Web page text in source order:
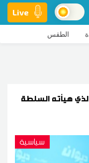
Live
الطقس
هيأته السلطة
سياسية